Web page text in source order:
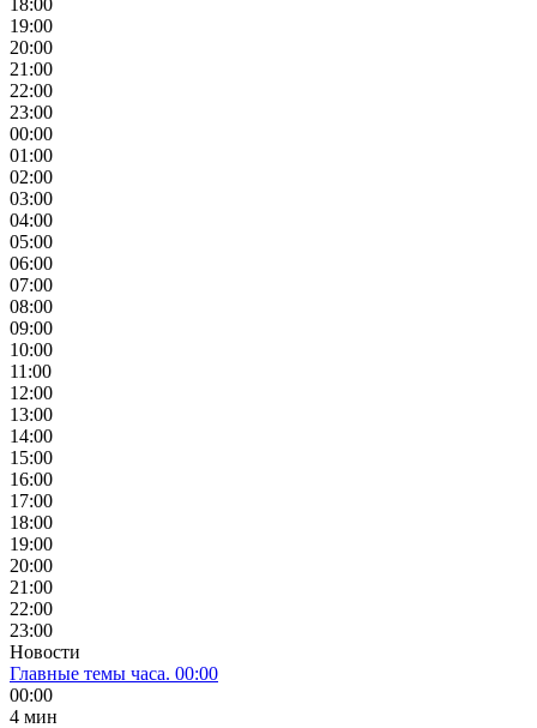
18:00
19:00
20:00
21:00
22:00
23:00
00:00
01:00
02:00
03:00
04:00
05:00
06:00
07:00
08:00
09:00
10:00
11:00
12:00
13:00
14:00
15:00
16:00
17:00
18:00
19:00
20:00
21:00
22:00
23:00
Новости
Главные темы часа. 00:00
00:00
4 мин